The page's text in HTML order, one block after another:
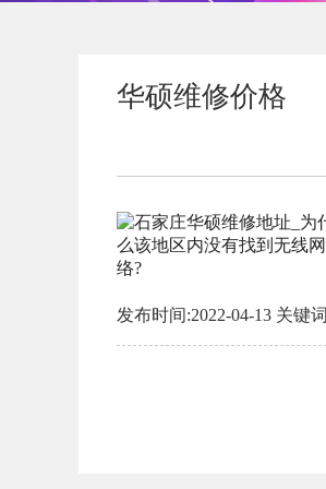
华硕维修价格
发布时间:2022-04-13 关键